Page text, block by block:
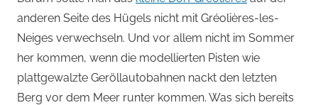
anderen Seite des Hügels nicht mit Gréolières-les-
Neiges verwechseln. Und vor allem nicht im Sommer
her kommen, wenn die modellierten Pisten wie
plattgewalzte Geröllautobahnen nackt den letzten
Berg vor dem Meer runter kommen. Was sich bereits